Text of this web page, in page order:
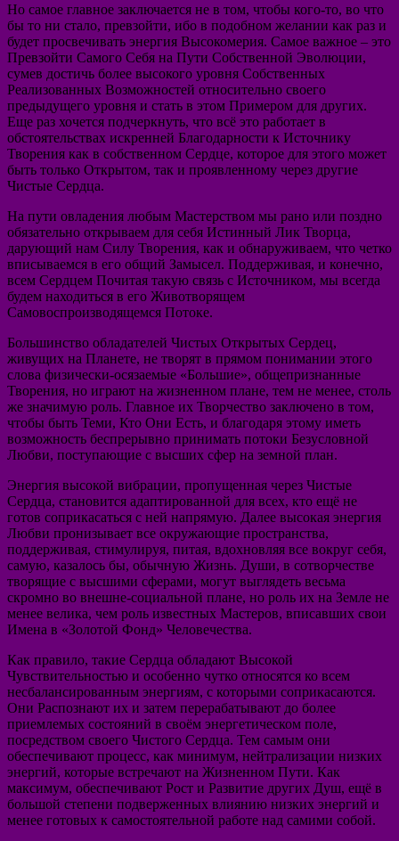
Но самое главное заключается не в том, чтобы кого-то, во что
бы то ни стало, превзойти, ибо в подобном желании как раз и
будет просвечивать энергия Высокомерия. Самое важное – это
Превзойти Самого Себя на Пути Собственной Эволюции,
сумев достичь более высокого уровня Собственных
Реализованных Возможностей относительно своего
предыдущего уровня и стать в этом Примером для других.
Еще раз хочется подчеркнуть, что всё это работает в
обстоятельствах искренней Благодарности к Источнику
Творения как в собственном Сердце, которое для этого может
быть только Открытом, так и проявленному через другие
Чистые Сердца.
На пути овладения любым Мастерством мы рано или поздно
обязательно открываем для себя Истинный Лик Творца,
дарующий нам Силу Творения, как и обнаруживаем, что четко
вписываемся в его общий Замысел. Поддерживая, и конечно,
всем Сердцем Почитая такую связь с Источником, мы всегда
будем находиться в его Животворящем
Самовоспроизводящемся Потоке.
Большинство обладателей Чистых Открытых Сердец,
живущих на Планете, не творят в прямом понимании этого
слова физически-осязаемые «Большие», общепризнанные
Творения, но играют на жизненном плане, тем не менее, столь
же значимую роль. Главное их Творчество заключено в том,
чтобы быть Теми, Кто Они Есть, и благодаря этому иметь
возможность беспрерывно принимать потоки Безусловной
Любви, поступающие с высших сфер на земной план.
Энергия высокой вибрации, пропущенная через Чистые
Сердца, становится адаптированной для всех, кто ещё не
готов соприкасаться с ней напрямую. Далее высокая энергия
Любви пронизывает все окружающие пространства,
поддерживая, стимулируя, питая, вдохновляя все вокруг себя,
самую, казалось бы, обычную Жизнь. Души, в сотворчестве
творящие с высшими сферами, могут выглядеть весьма
скромно во внешне-социальной плане, но роль их на Земле не
менее велика, чем роль известных Мастеров, вписавших свои
Имена в «Золотой Фонд» Человечества.
Как правило, такие Сердца обладают Высокой
Чувствительностью и особенно чутко относятся ко всем
несбалансированным энергиям, с которыми соприкасаются.
Они Распознают их и затем перерабатывают до более
приемлемых состояний в своём энергетическом поле,
посредством своего Чистого Сердца. Тем самым они
обеспечивают процесс, как минимум, нейтрализации низких
энергий, которые встречают на Жизненном Пути. Как
максимум, обеспечивают Рост и Развитие других Душ, ещё в
большой степени подверженных влиянию низких энергий и
менее готовых к самостоятельной работе над самими собой.